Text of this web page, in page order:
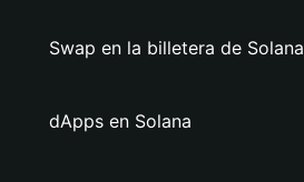
Swap en la billetera de Solana
dApps en Solana